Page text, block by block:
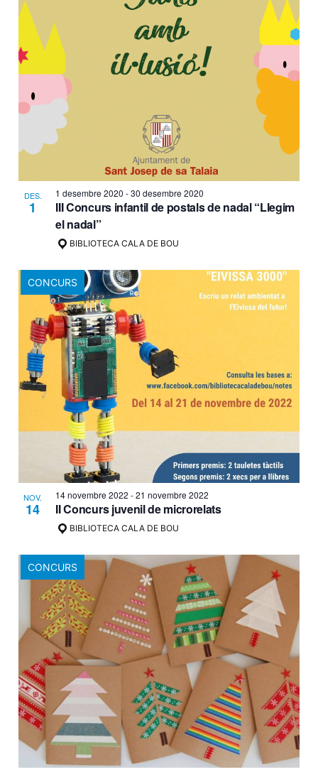
DES.
1
1 desembre 2020 -30 desembre 2020
III Concurs infantil de postals de nadal “Llegim
el nadal”
BIBLIOTECA CALA DE BOU
CONCURS
NOV.
14
14 novembre 2022 -21 novembre 2022
II Concurs juvenil de microrelats
BIBLIOTECA CALA DE BOU
CONCURS